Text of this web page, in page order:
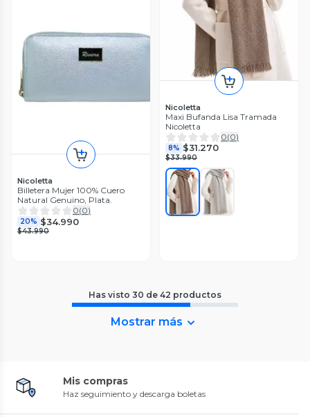
Nicoletta
Billetera Mujer 100% Cuero
Natural Genuino, Plata.
0(0)
20% $34.990
$43.990
Nicoletta
Maxi Bufanda Lisa Tramada
Nicoletta
0(0)
8% $31.270
$33.990
Has visto 30 de 42 productos
Mostrar más
Mis compras
Haz seguimiento y descarga boletas